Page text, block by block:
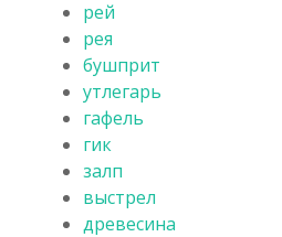
рей
рея
бушприт
утлегарь
гафель
гик
залп
выстрел
древесина